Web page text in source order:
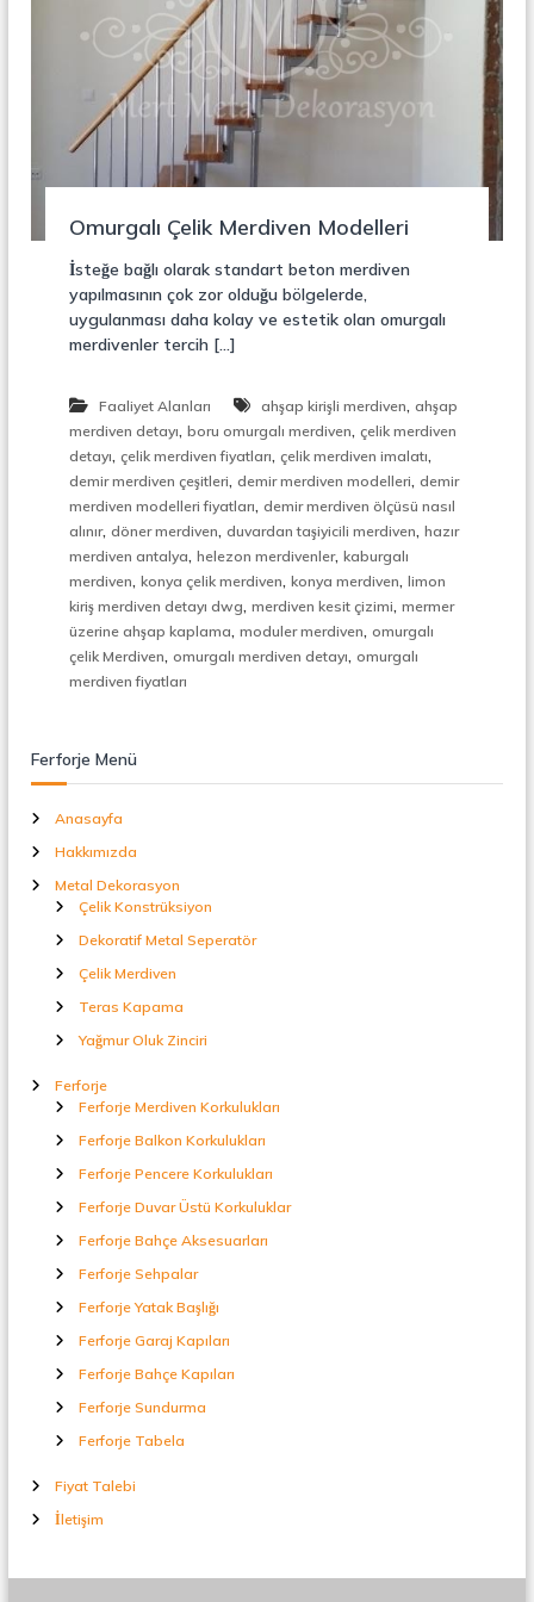
o
n
ü
k
s
y
e
i
k
M
e
v
e
n
,
M
a
l
S
e
p
r
Omurgalı Çelik Merdiven Modelleri
İsteğe bağlı olarak standart beton merdiven
yapılmasının çok zor olduğu bölgelerde,
uygulanması daha kolay ve estetik olan omurgalı
merdivenler tercih […]
Faaliyet Alanları ahşap kirişli merdiven, ahşap
merdiven detayı, boru omurgalı merdiven, çelik merdiven
detayı, çelik merdiven fiyatları, çelik merdiven imalatı,
demir merdiven çeşitleri, demir merdiven modelleri, demir
merdiven modelleri fiyatları, demir merdiven ölçüsü nasıl
alınır, döner merdiven, duvardan taşiyicili merdiven, hazır
merdiven antalya, helezon merdivenler, kaburgalı
merdiven, konya çelik merdiven, konya merdiven, limon
kiriş merdiven detayı dwg, merdiven kesit çizimi, mermer
üzerine ahşap kaplama, moduler merdiven, omurgalı
çelik Merdiven, omurgalı merdiven detayı, omurgalı
merdiven fiyatları
Ferforje Menü
Anasayfa
Hakkımızda
Metal Dekorasyon
Çelik Konstrüksiyon
Dekoratif Metal Seperatör
Çelik Merdiven
Teras Kapama
Yağmur Oluk Zinciri
Ferforje
Ferforje Merdiven Korkulukları
Ferforje Balkon Korkulukları
Ferforje Pencere Korkulukları
Ferforje Duvar Üstü Korkuluklar
Ferforje Bahçe Aksesuarları
Ferforje Sehpalar
Ferforje Yatak Başlığı
Ferforje Garaj Kapıları
Ferforje Bahçe Kapıları
Ferforje Sundurma
Ferforje Tabela
Fiyat Talebi
İletişim